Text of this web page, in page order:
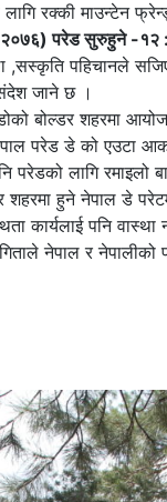
लागि रक्की माउन्टेन
परेड सुरुहुने -१२
,सस्कृति पहिचानले
जाने छ ।
आयोजना हुने
परेड डे को एउटा
परेडको लागि
हुने नेपाल डे
पनि वास्था
नेपाल र नेपालीको
दिऔ |